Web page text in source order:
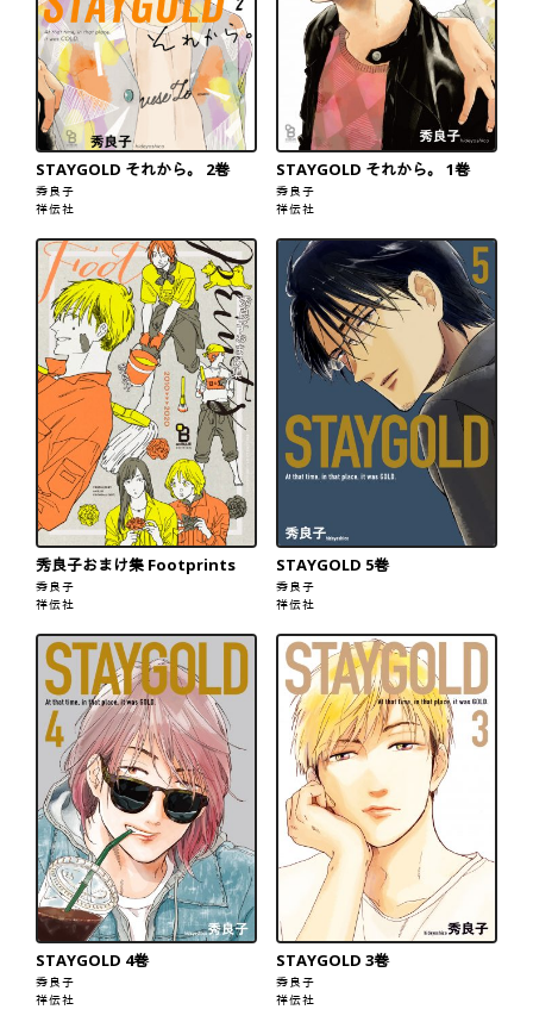
STAYGOLD それから。 2巻
秀良子
祥伝社
STAYGOLD それから。 1巻
秀良子
祥伝社
秀良子おまけ集 Footprints
秀良子
祥伝社
STAYGOLD 5巻
秀良子
祥伝社
STAYGOLD 4巻
秀良子
祥伝社
STAYGOLD 3巻
秀良子
祥伝社